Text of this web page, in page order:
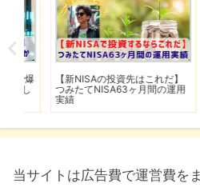
【新NISAの投資先はこれだ】
つみたてNISA63ヶ月間の運用
当サイトは広告費で運営費を